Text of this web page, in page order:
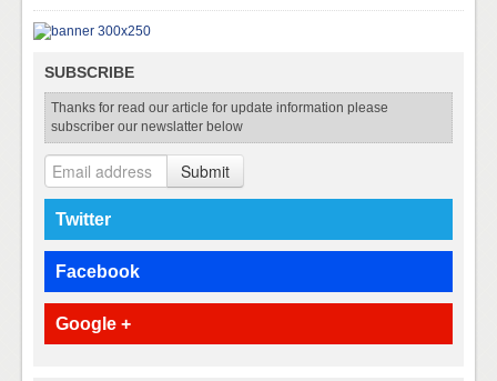
SUBSCRIBE
Thanks for read our article for update information please
subscriber our newslatter below
Submit
Twitter
Facebook
Google +